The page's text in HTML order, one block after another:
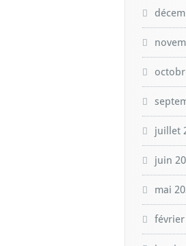
juillet
juin
mai
février